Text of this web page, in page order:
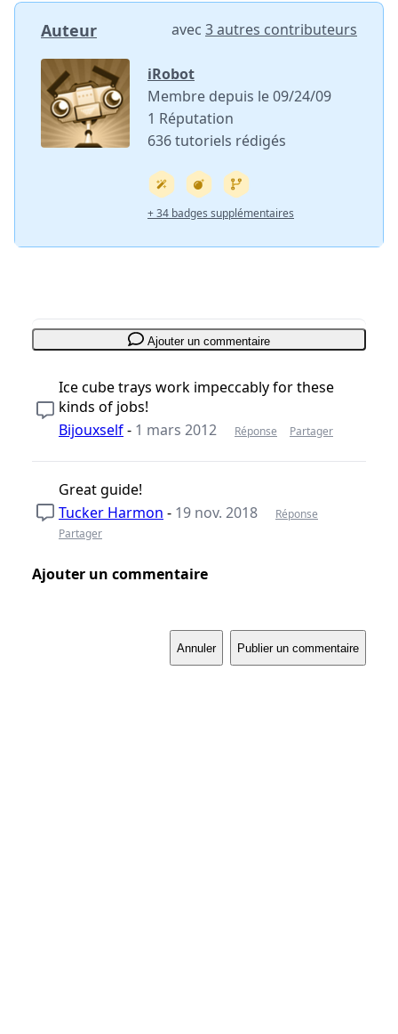
Auteur avec 3 autres contributeurs
iRobot
Membre depuis le 09/24/09
1 Réputation
636 tutoriels rédigés
+ 34 badges supplémentaires
Ajouter un commentaire
Ice cube trays work impeccably for these
kinds of jobs!
Bijouxself- 1 mars 2012 Réponse Partager
Great guide!
Tucker Harmon - 19 nov. 2018
Réponse
Partager
Ajouter un commentaire
Annuler Publier un commentaire